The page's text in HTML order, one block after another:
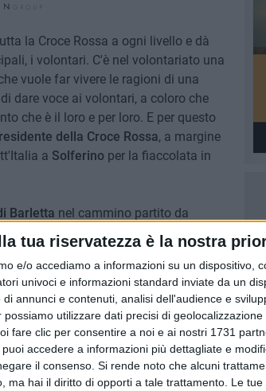
tua riservatezza è la nostra
e/o accediamo a informazioni su un dispositivo,
univoci e informazioni standard inviate da un
annunci e contenuti, analisi dell'audience e
utilizzare dati precisi di
fare clic per consentire a noi e ai nostri 1731
accedere a informazioni più dettagliate e
il consenso. Si rende noto che alcuni
ma hai il diritto di opporti a tale trattamento. Le
la Croce Rossa a ogni livello e dà
i volontari. C'è nel volontariato una
vuole far vivere le ragioni di una
dare voce ai volontari, a coloro che
che è il loro e per loro. E per questo
della Croce Rossa, a margine
a Solferinoper la fiaccolata in
Barletta nel cammino partito da
della battaglia: il sanguinoso
Croce Rossa, fondata grazie a